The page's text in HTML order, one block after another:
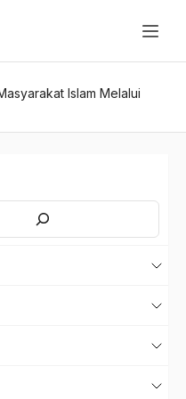
Islam Melalui